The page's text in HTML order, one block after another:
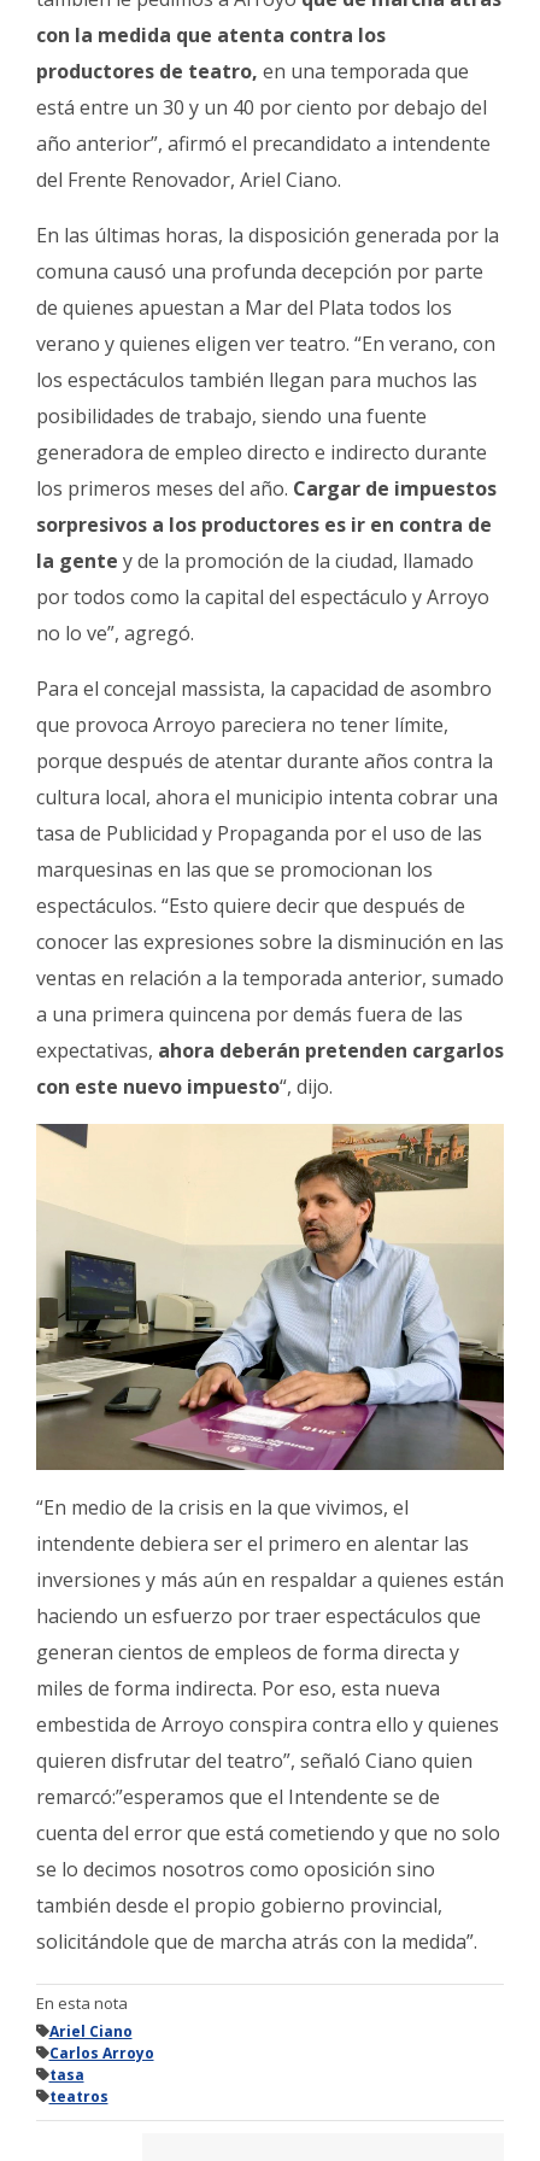
Fúnebres
con la medida que atenta contra los
productores de teatro, en una temporada que
está entre un 30 y un 40 por ciento por debajo del
año anterior”, afirmó el precandidato a intendente
del Frente Renovador, Ariel Ciano.
En las últimas horas, la disposición generada por la
comuna causó una profunda decepción por parte
de quienes apuestan a Mar del Plata todos los
verano y quienes eligen ver teatro. “En verano, con
los espectáculos también llegan para muchos las
posibilidades de trabajo, siendo una fuente
generadora de empleo directo e indirecto durante
los primeros meses del año. Cargar de impuestos
sorpresivos a los productores es ir en contra de
la gente y de la promoción de la ciudad, llamado
por todos como la capital del espectáculo y Arroyo
no lo ve”, agregó.
Para el concejal massista, la capacidad de asombro
que provoca Arroyo pareciera no tener límite,
porque después de atentar durante años contra la
cultura local, ahora el municipio intenta cobrar una
tasa de Publicidad y Propaganda por el uso de las
marquesinas en las que se promocionan los
espectáculos. “Esto quiere decir que después de
conocer las expresiones sobre la disminución en las
ventas en relación a la temporada anterior, sumado
a una primera quincena por demás fuera de las
expectativas, ahora deberán pretenden cargarlos
con este nuevo impuesto“, dijo.
“En medio de la crisis en la que vivimos, el
intendente debiera ser el primero en alentar las
inversiones y más aún en respaldar a quienes están
haciendo un esfuerzo por traer espectáculos que
generan cientos de empleos de forma directa y
miles de forma indirecta. Por eso, esta nueva
embestida de Arroyo conspira contra ello y quienes
quieren disfrutar del teatro”, señaló Ciano quien
remarcó:”esperamos que el Intendente se de
cuenta del error que está cometiendo y que no solo
se lo decimos nosotros como oposición sino
también desde el propio gobierno provincial,
solicitándole que de marcha atrás con la medida”.
En esta nota
Ariel Ciano
Carlos Arroyo
tasa
teatros